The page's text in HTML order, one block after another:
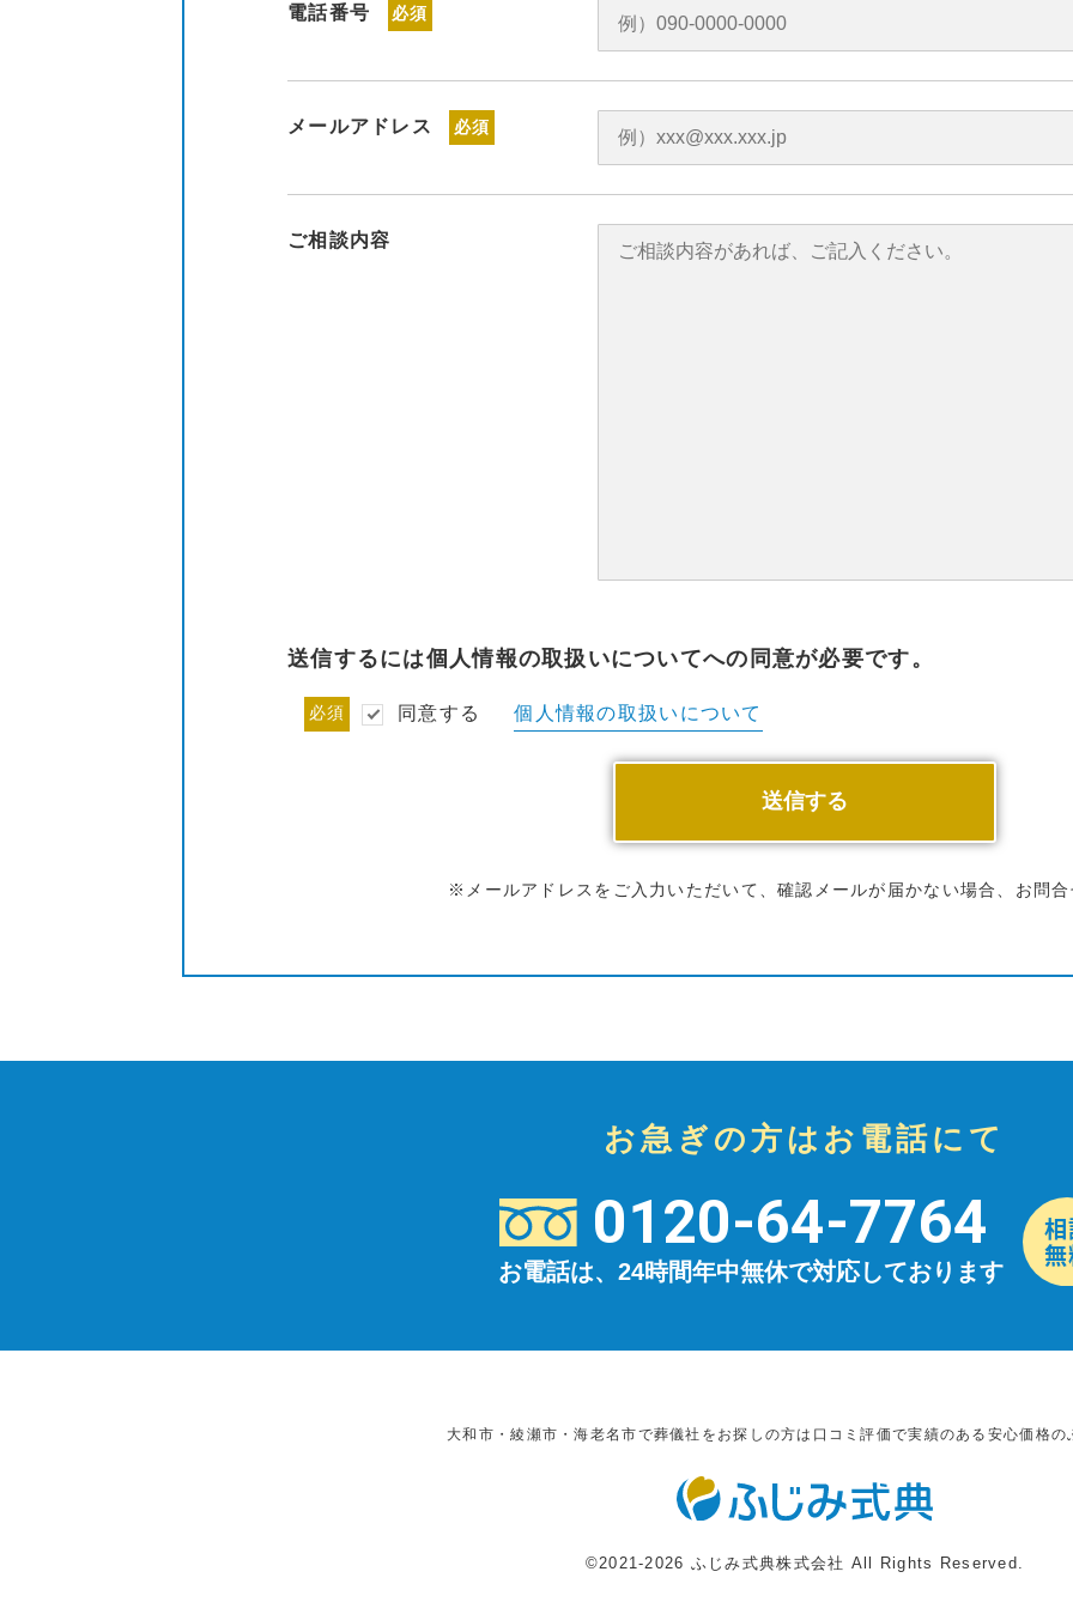
電話番号 必須
メールアドレス 必須
ご相談内容
送信するには個人情報の取扱いについてへの同意が必要です。
必須 同意する 個人情報の取扱いについて
※メールアドレスをご入力いただいて、確認メールが届かない場合、お問合
お急ぎの方はお電話にて
0120-64-7764
お電話は、24時間年中無休で対応しております
大和市・綾瀬市・海老名市で葬儀社をお探しの方は口コミ評価で実績のある安心価格の
©2021-2026 ふじみ式典株式会社 All Rights Reserved.